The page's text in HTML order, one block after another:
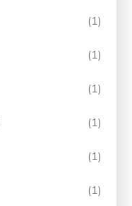
(1)
(1)
(1)
(1)
(1)
(1)